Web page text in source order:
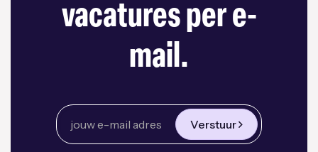
vacatures per e-
mail.
Verstuur